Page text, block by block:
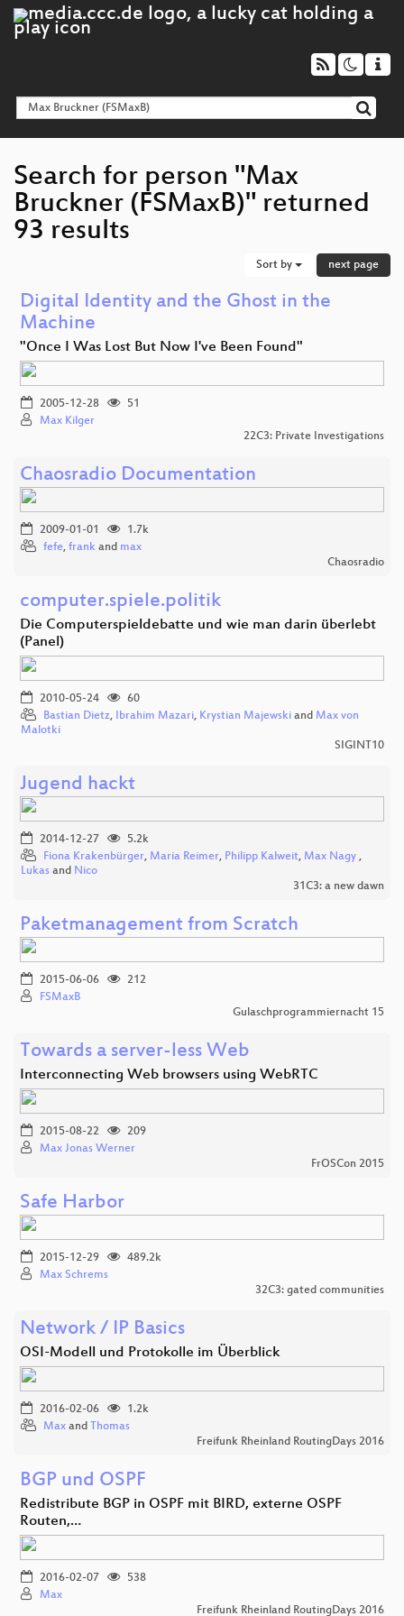
Search for person "Max
Bruckner (FSMaxB)" returned
93 results
Sort by next page
Digital Identity and the Ghost in the
Machine
"Once I Was Lost But Now I've Been Found"
2005-12-28
51
Max Kilger
22C3: Private Investigations
Chaosradio Documentation
2009-01-01
1.7k
fefe, frank and max
Chaosradio
computer.spiele.politik
Die Computerspieldebatte und wie man darin überlebt
(Panel)
2010-05-24
60
Bastian Dietz, Ibrahim Mazari, Krystian Majewski and Max von
Malotki
SIGINT10
Jugend hackt
2014-12-27
5.2k
Fiona Krakenbürger, Maria Reimer, Philipp Kalweit, Max Nagy ,
Lukas and Nico
31C3: a new dawn
Paketmanagement from Scratch
2015-06-06
212
FSMaxB
Gulaschprogrammiernacht 15
Towards a server-less Web
Interconnecting Web browsers using WebRTC
2015-08-22
209
Max Jonas Werner
FrOSCon 2015
Safe Harbor
2015-12-29
489.2k
Max Schrems
32C3: gated communities
Network / IP Basics
OSI-Modell und Protokolle im Überblick
2016-02-06
1.2k
Max and Thomas
Freifunk Rheinland RoutingDays 2016
BGP und OSPF
Redistribute BGP in OSPF mit BIRD, externe OSPF
Routen,…
2016-02-07
538
Max
Freifunk Rheinland RoutingDays 2016